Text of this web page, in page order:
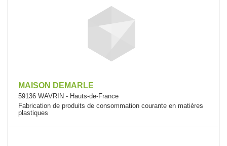
MAISON DEMARLE
59136 WAVRIN - Hauts-de-France
Fabrication de produits de consommation courante en matières
plastiques